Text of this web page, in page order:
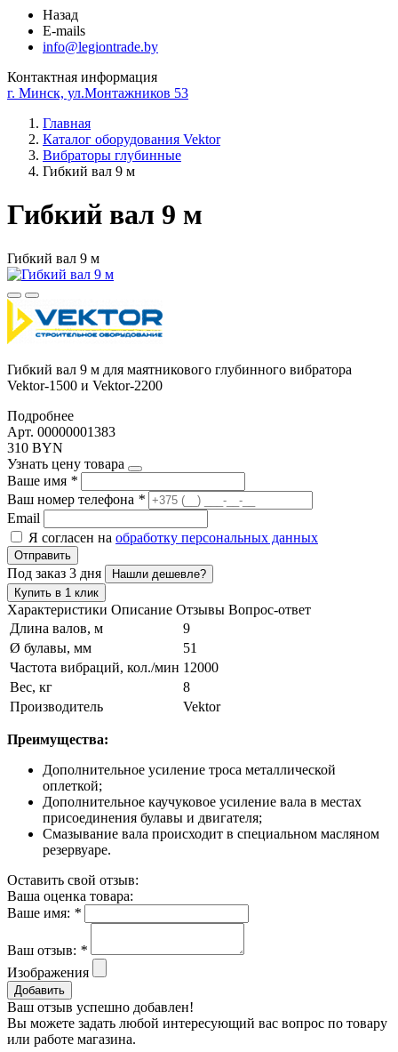
Назад
E-mails
info@legiontrade.by
Контактная информация
г. Минск, ул.Монтажников 53
Главная
Каталог оборудования Vektor
Вибраторы глубинные
Гибкий вал 9 м
Гибкий вал 9 м
Гибкий вал 9 м
Гибкий вал 9 м для маятникового глубинного вибратора
Vektor-1500 и Vektor-2200
Подробнее
Арт. 00000001383
310 BYN
Узнать цену товара
Ваше имя *
Ваш номер телефона *
Email
Я согласен на обработку персональных данных
Отправить
Под заказ 3 дня
Нашли дешевле?
Купить в 1 клик
Характеристики Описание Отзывы Вопрос-ответ
Длина валов, м
9
Ø булавы, мм
51
Частота вибраций, кол./мин 12000
Вес, кг
8
Производитель
Vektor
Преимущества:
Дополнительное усиление троса металлической
оплеткой;
Дополнительное каучуковое усиление вала в местах
присоединения булавы и двигателя;
Смазывание вала происходит в специальном масляном
резервуаре.
Оставить свой отзыв:
Ваша оценка товара:
Ваше имя: *
Ваш отзыв: *
Изображения
Добавить
Ваш отзыв успешно добавлен!
Вы можете задать любой интересующий вас вопрос по товару
или работе магазина.